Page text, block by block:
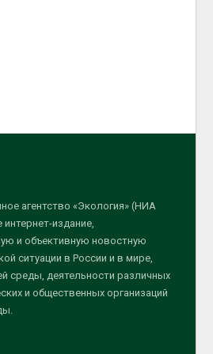
агентство «Экология» (НИА
издание,
и объективную новостную
ситуации в России и в мире,
среды, деятельности различных
и общественных организаций